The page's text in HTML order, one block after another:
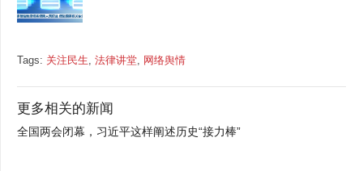
Tags: 关注民生, 法律讲堂, 网络舆情
更多相关的新闻
全国两会闭幕，习近平这样阐述历史“接力棒”